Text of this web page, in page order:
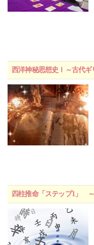
西洋神秘思想史Ⅰ～古代ギ
四柱推命「ステップ1」